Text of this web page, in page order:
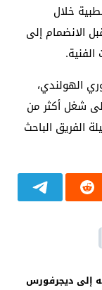
خلال
الانضمام إلى
الهولندي،
شغل أكثر من
الفريق الباحث
إلى ديجرفورس